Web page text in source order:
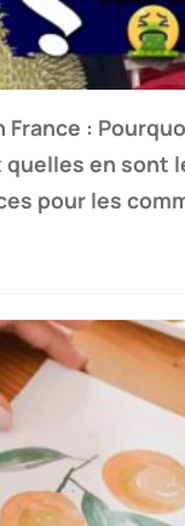
France :
en sont
pour les